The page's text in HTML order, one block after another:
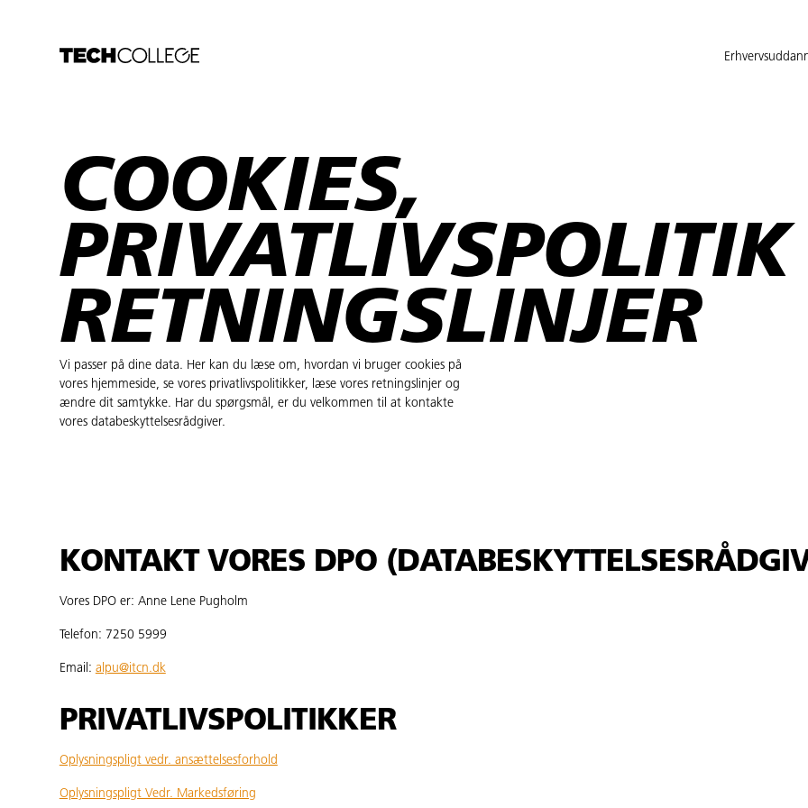
COOKIES,
RETNINGSLINJER
Vi passer på dine data. Her kan du læse om, hvordan vi bruger cookies på
vores hjemmeside, se vores privatlivspolitikker, læse vores retningslinjer og
ændre dit samtykke. Har du spørgsmål, er du velkommen til at kontakte
vores databeskyttelsesrådgiver.
KONTAKT VORES DPO
Vores DPO er: Anne Lene Pugholm
Telefon: 7250 5999
Email: alpu@itcn.dk
PRIVATLIVSPOLITIKKER
Oplysningspligt vedr. ansættelsesforhold
Oplysningspligt Vedr. Markedsføring